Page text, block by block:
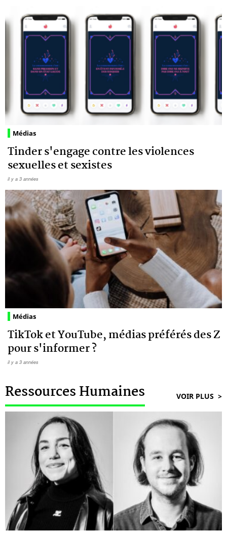
Médias
Tinder s'engage contre les violences
sexuelles et sexistes
il y a 3 années
Médias
TikTok et YouTube, médias préférés des Z
pour s'informer ?
il y a 3 années
Ressources Humaines VOIR PLUS